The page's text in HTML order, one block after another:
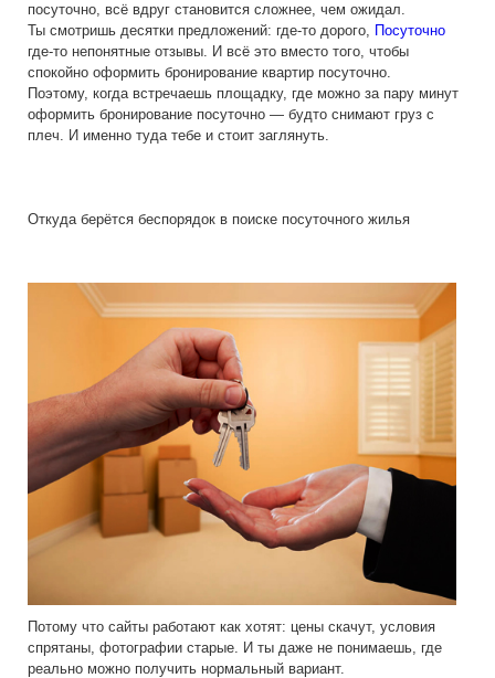
посуточно, всё вдруг становится сложнее, чем ожидал.
Ты смотришь десятки предложений: где-то дорого, Посуточно
где-то непонятные отзывы. И всё это вместо того, чтобы
спокойно оформить бронирование квартир посуточно.
Поэтому, когда встречаешь площадку, где можно за пару минут
оформить бронирование посуточно — будто снимают груз с
плеч. И именно туда тебе и стоит заглянуть.
Откуда берётся беспорядок в поиске посуточного жилья
Потому что сайты работают как хотят: цены скачут, условия
спрятаны, фотографии старые. И ты даже не понимаешь, где
реально можно получить нормальный вариант.